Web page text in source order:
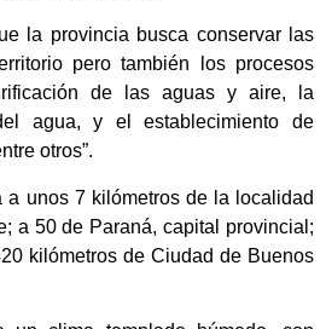
la provincia busca conservar las
pero también los procesos
de las aguas y aire, la
agua, y el establecimiento de
otros”.
a unos 7 kilómetros de la localidad
a 50 de Paraná, capital provincial;
kilómetros de Ciudad de Buenos